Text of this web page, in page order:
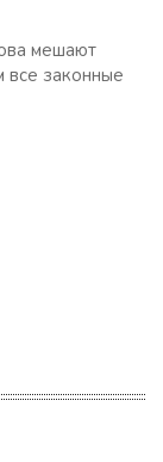
мешают
все законные